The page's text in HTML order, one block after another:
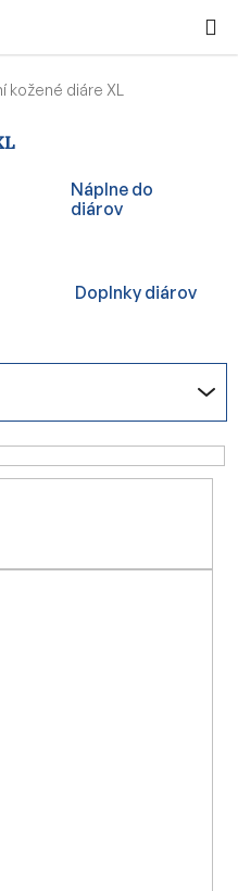
KOŠÍK
kožené diáre XL
Náplne do
diárov
Doplnky diárov